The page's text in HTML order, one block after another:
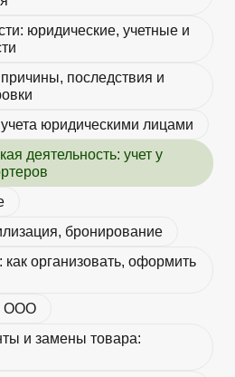
юридические, учетные и
последствия и
юридическими лицами
деятельность: учет у
бронирование
организовать, оформить
ООО
и замены товара: